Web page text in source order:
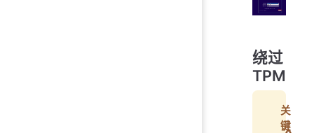
绕过
TPM
关
键